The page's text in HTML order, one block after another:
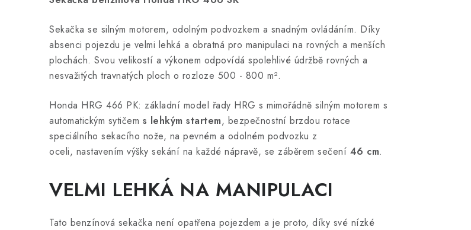
Sekačka se silným motorem, odolným podvozkem a snadným ovládáním. Díky
absenci pojezdu je velmi lehká a obratná pro manipulaci na rovných a menších
plochách. Svou velikostí a výkonem odpovídá spolehlivé údržbě rovných a
nesvažitých travnatých ploch o rozloze 500 - 800 m².
Honda HRG 466 PK: základní model řady HRG s mimořádně silným motorem s
automatickým sytičem s lehkým startem, bezpečnostní brzdou rotace
speciálního sekacího nože, na pevném a odolném podvozku z
oceli, nastavením výšky sekání na každé nápravě, se záběrem sečení 46 cm.
VELMI LEHKÁ NA MANIPULACI
Tato benzínová sekačka není opatřena pojezdem a je proto, díky své nízké